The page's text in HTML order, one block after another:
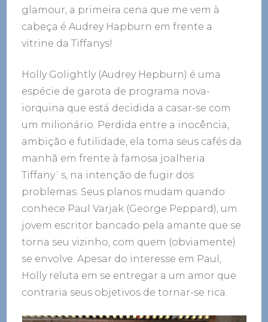
glamour, a primeira cena que me vem à
cabeça é Audrey Hapburn em frente a
vitrine da Tiffanys!
Holly Golightly (Audrey Hepburn) é uma
espécie de garota de programa nova-
iorquina que está decidida a casar-se com
um milionário. Perdida entre a inocência,
ambição e futilidade, ela toma seus cafés da
manhã em frente à famosa joalheria
Tiffany`s, na intenção de fugir dos
problemas. Seus planos mudam quando
conhece Paul Varjak (George Peppard), um
jovem escritor bancado pela amante que se
torna seu vizinho, com quem (obviamente)
se envolve. Apesar do interesse em Paul,
Holly reluta em se entregar a um amor que
contraria seus objetivos de tornar-se rica.